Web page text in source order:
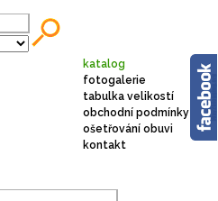
katalog
fotogalerie
tabulka velikostí
obchodní podmínky
ošetřování obuvi
kontakt